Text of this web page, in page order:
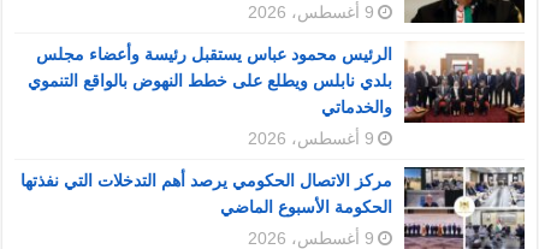
9 أغسطس، 2026
الرئيس محمود عباس يستقبل رئيسة وأعضاء مجلس
بلدي نابلس ويطلع على خطط النهوض بالواقع التنموي
والخدماتي
9 أغسطس، 2026
مركز الاتصال الحكومي يرصد أهم التدخلات التي نفذتها
الحكومة الأسبوع الماضي
9 أغسطس، 2026